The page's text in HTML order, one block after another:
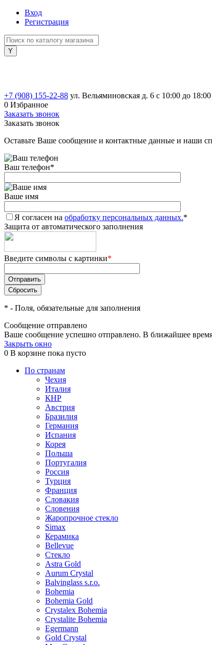
Вход
Регистрация
+7 (908) 155-22-88 ул. Вельяминовская д. 6 с 10:00 до 18:00
0 Избранное
Заказать звонок
Заказать звонок
Оставьте Ваше сообщение и контактные данные и наши
Ваш телефон*
Ваше имя
Я согласен на обработку персональных данных.*
Защита от автоматического заполнения
Введите символы с картинки*
* - Поля, обязательные для заполнения
Сообщение отправлено
Ваше сообщение успешно отправлено. В ближайшее
Закрыть окно
0 В корзине пока пусто
По странам
Чехия
Италия
КНР
Австрия
Бразилия
Германия
Испания
Корея
Польша
Португалия
Россия
Турция
Франция
Словакия
Словения
Жаропрочное стекло
Simax
Керамика
Bellevue
Стекло
Astra Gold
Aurum Crystal
Balvinglass s.r.o.
Bohemia
Bohemia Gold
Crystalex Bohemia
Crystalite Bohemia
Egermann
Gold Crystal